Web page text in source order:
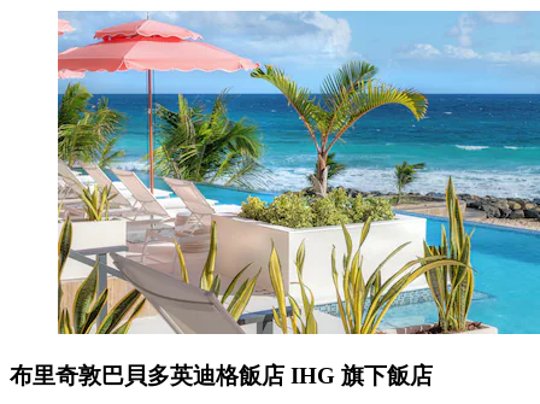
布里奇敦巴貝多英迪格飯店 IHG 旗下飯店